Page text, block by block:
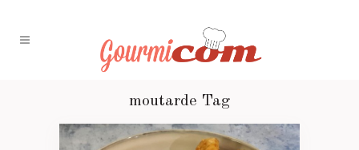
moutarde Tag